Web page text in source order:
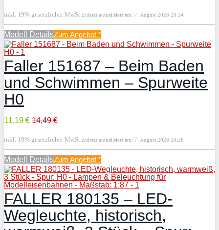
inkl. 19% gesetzlicher MwSt. Zuletzt aktualisiert am: 7. August 2026 20:34
Modell DetailsZum Angebot *
Faller 151687 – Beim Baden
und Schwimmen – Spurweite
H0
11,19 € 14,49 €
inkl. 19% gesetzlicher MwSt. Zuletzt aktualisiert am: 7. August 2026 20:26
Modell DetailsZum Angebot *
FALLER 180135 – LED-
Wegleuchte, historisch,